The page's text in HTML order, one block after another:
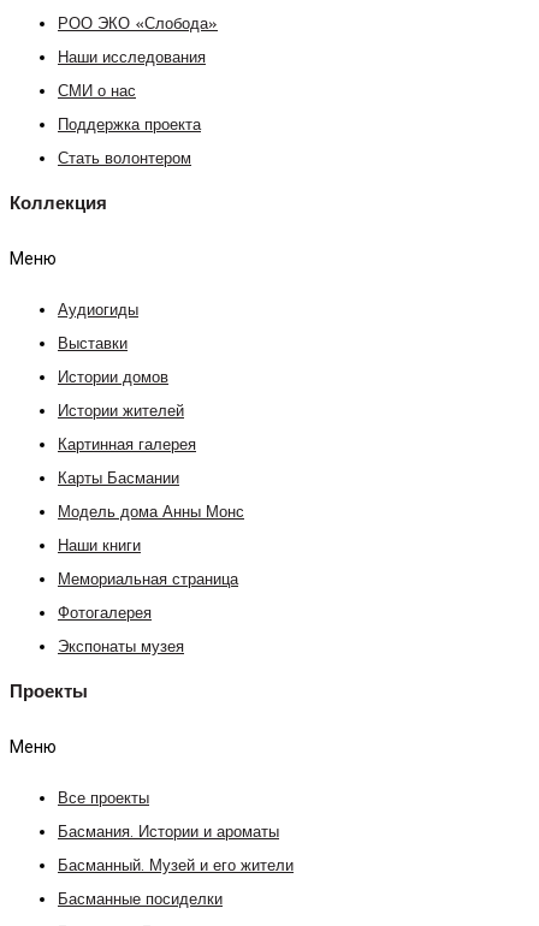
РОО ЭКО «Слобода»
Наши исследования
СМИ о нас
Поддержка проекта
Стать волонтером
Коллекция
Меню
Аудиогиды
Выставки
Истории домов
Истории жителей
Картинная галерея
Карты Басмании
Модель дома Анны Монс
Наши книги
Мемориальная страница
Фотогалерея
Экспонаты музея
Проекты
Меню
Все проекты
Басмания. Истории и ароматы
Басманный. Музей и его жители
Басманные посиделки